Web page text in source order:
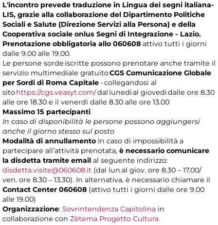
L'incontro prevede traduzione in Lingua dei segni italiana-
LIS, grazie alla collaborazione del Dipartimento Politiche
Sociali e Salute (Direzione Servizi alla Persona) e della
Cooperativa sociale onlus Segni di Integrazione - Lazio.
Prenotazione obbligatoria allo 060608 attivo tutti i giorni
dalle 9.00 alle 19.00.
Le persone sorde iscritte possono prenotare anche tramite il
servizio multimediale gratuitoCGS Comunicazione Globale
per Sordi di Roma Capitale - collegandosi al
sitohttps://cgs.veasyt.com/dal lunedì al giovedì dalle ore 8.30
alle ore 18.30 e il venerdì dalle 8.30 alle ore 13.00
Massimo 15 partecipanti
In caso di disponibilità le persone possono aggiungersi
anche il giorno stesso sul posto
Modalità di annullamento In caso di impossibilità a
partecipare all’attività prenotata, è necessario comunicare
la disdetta tramite email al seguente indirizzo:
disdetta.visite@060608.it (dal lun.al giov. ore 8.30 – 17.00/
ven. ore 8.30 – 13.30). In alternativa, è necessario chiamare il
Contact Center 060608 (attivo tutti i giorni dalle ore 9.00
alle 19.00)
Organizzazione: Sovrintendenza Capitolina in
collaborazione con Zètema Progetto Cultura